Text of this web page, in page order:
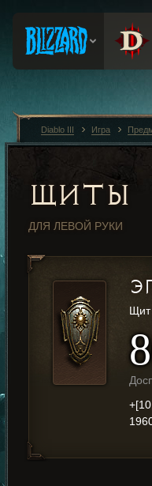
ЩИТЫ
ДЛЯ ЛЕВОЙ РУКИ
Щит
Diablo III Игра